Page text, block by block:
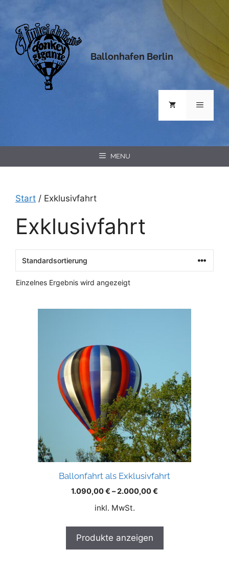
springen
Ballonhafen Berlin
MENÜ
MENU
Start / Exklusivfahrt
Exklusivfahrt
Einzelnes Ergebnis wird angezeigt
Ballonfahrt als Exklusivfahrt
1.090,00€ –2.000,00€
inkl. MwSt.
Produkte anzeigen